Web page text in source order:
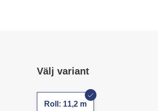
Välj variant
Roll: 11,2 m